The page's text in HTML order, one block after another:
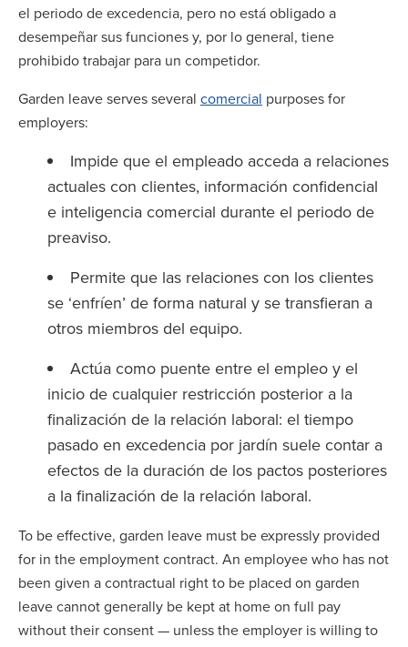
el periodo de excedencia, pero no está obligado a
desempeñar sus funciones y, por lo general, tiene
prohibido trabajar para un competidor.
Garden leave serves several comercial purposes for
employers:
Impide que el empleado acceda a relaciones
actuales con clientes, información confidencial
e inteligencia comercial durante el periodo de
preaviso.
Permite que las relaciones con los clientes
se ‘enfríen’ de forma natural y se transfieran a
otros miembros del equipo.
Actúa como puente entre el empleo y el
inicio de cualquier restricción posterior a la
finalización de la relación laboral: el tiempo
pasado en excedencia por jardín suele contar a
efectos de la duración de los pactos posteriores
a la finalización de la relación laboral.
To be effective, garden leave must be expressly provided
for in the employment contract. An employee who has not
been given a contractual right to be placed on garden
leave cannot generally be kept at home on full pay
without their consent — unless the employer is willing to